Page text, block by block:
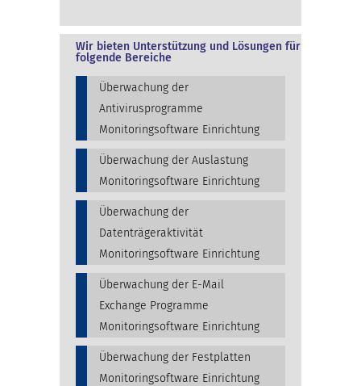
Wir bieten Unterstützung und Lösungen für
folgende Bereiche
Überwachung der
Antivirusprogramme
Monitoringsoftware Einrichtung
Überwachung der Auslastung
Monitoringsoftware Einrichtung
Überwachung der
Datenträgeraktivität
Monitoringsoftware Einrichtung
Überwachung der E-Mail
Exchange Programme
Monitoringsoftware Einrichtung
Überwachung der Festplatten
Monitoringsoftware Einrichtung